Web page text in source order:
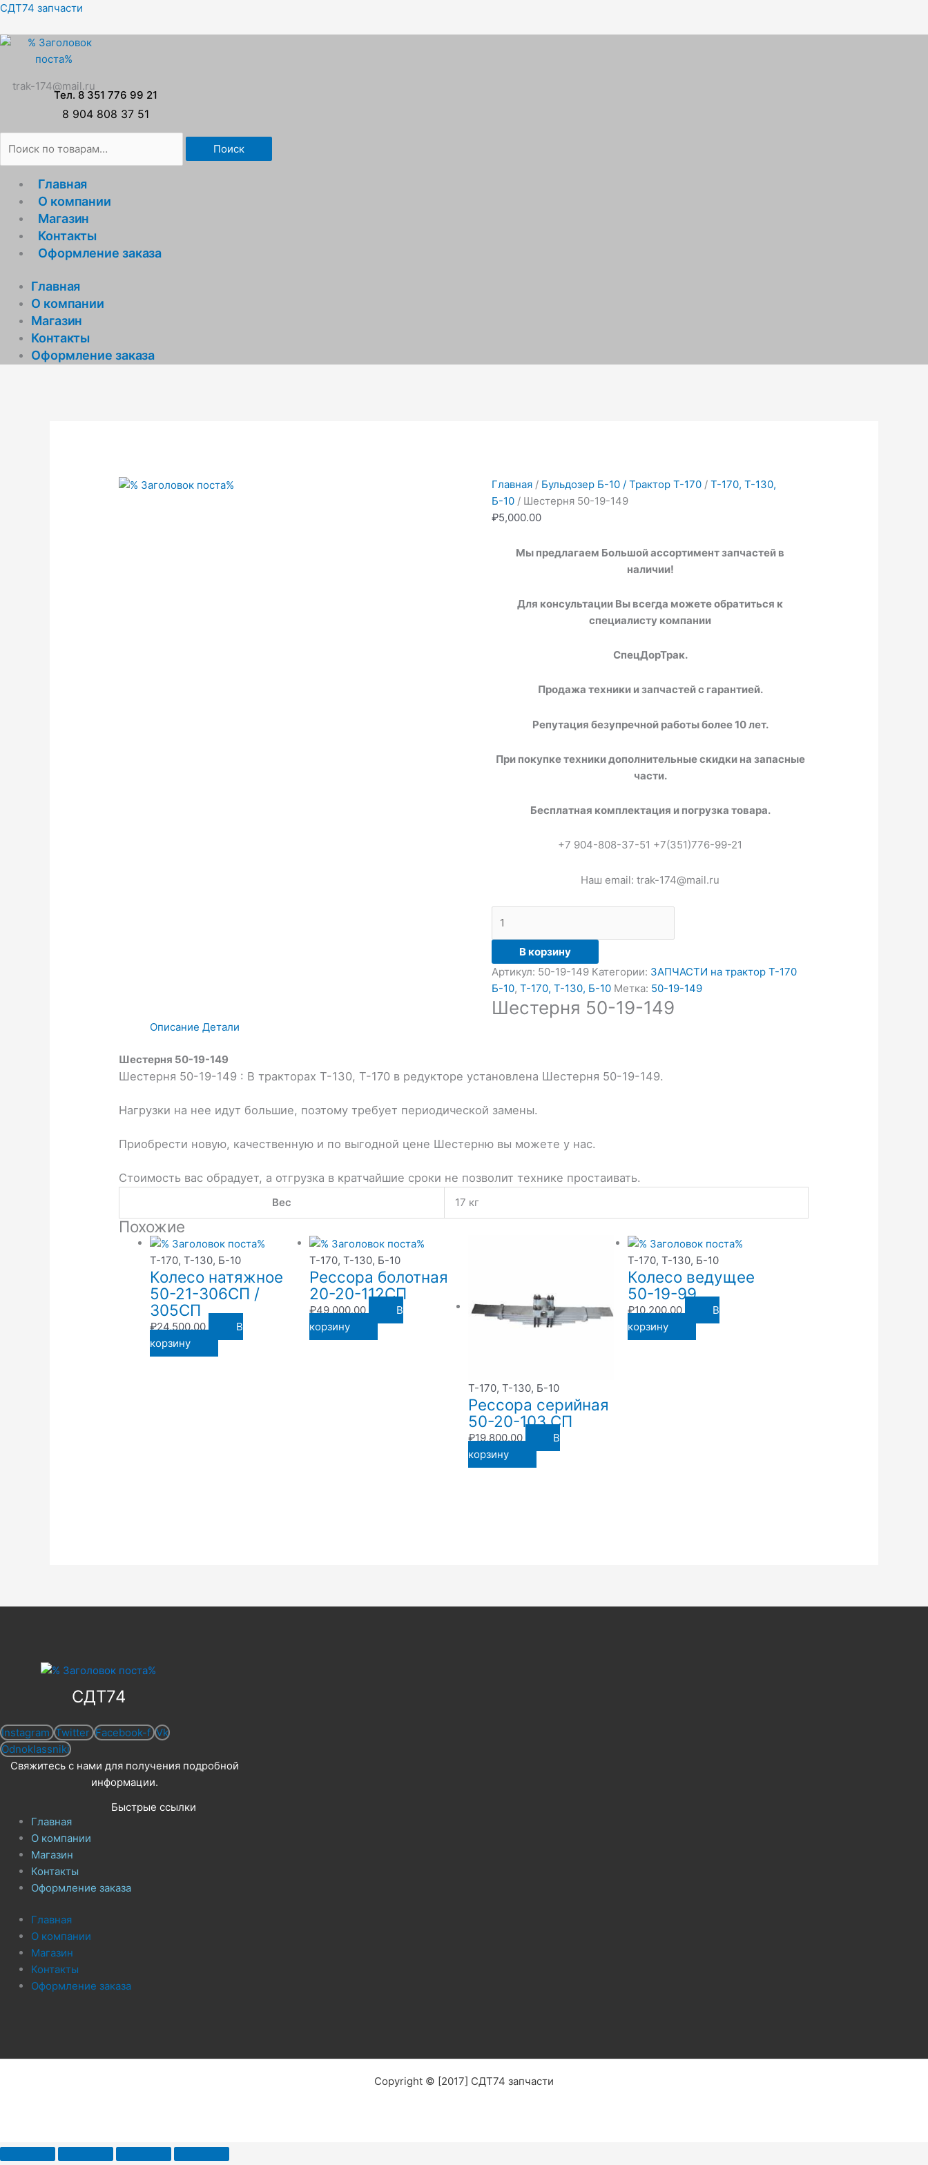
Перейти
содержимому
СДТ74 запчасти
trak-174@mail.ru
Тел. 8 351 776 99 21
8 904 808 37 51
Искать:
Поиск
Главная
О компании
Магазин
Контакты
Оформление заказа
Главная
О компании
Магазин
Контакты
Оформление заказа
Главная / Бульдозер Б-10 / Трактор Т-170 / Т-170, Т-130,
Б-10 / Шестерня 50-19-149
₽5,000.00
Мы предлагаем Большой ассортимент запчастей в
наличии!
Для консультации Вы всегда можете обратиться к
специалисту компании
СпецДорТрак.
Продажа техники и запчастей с гарантией.
Репутация безупречной работы более 10 лет.
При покупке техники дополнительные скидки на запасные
части.
Бесплатная комплектация и погрузка товара.
+7 904-808-37-51 +7(351)776-99-21
Наш email: trak-174@mail.ru
50-
19-
149
В корзину
Артикул: 50-19-149 Категории: ЗАПЧАСТИ на трактор Т-170
Б-10, Т-170, Т-130, Б-10 Метка: 50-19-149
Шестерня 50-19-149
Описание Детали
Шестерня 50-19-149
Шестерня 50-19-149 : В тракторах Т-130, Т-170 в редукторе установлена Шестерня 50-19-149.
Нагрузки на нее идут большие, поэтому требует периодической замены.
Приобрести новую, качественную и по выгодной цене Шестерню вы можете у нас.
Стоимость вас обрадует, а отгрузка в кратчайшие сроки не позволит технике простаивать.
Вес 17 кг
Похожие
Т-170, Т-130, Б-10
Колесо натяжное
50-21-306СП /
305СП
₽24,500.00
В
корзину
Т-170, Т-130, Б-10
Рессора болотная
20-20-112СП
₽49,000.00
В
корзину
Т-170, Т-130, Б-10
Рессора серийная
50-20-103 СП
₽19,800.00
В
корзину
Т-170, Т-130, Б-10
Колесо ведущее
50-19-99
₽10,200.00
В
корзину
СДТ74
Instagram Twitter Facebook-f Vk
Odnoklassniki
Свяжитесь с нами для получения подробной
информации.
Быстрые ссылки
Главная
О компании
Магазин
Контакты
Оформление заказа
Главная
О компании
Магазин
Контакты
Оформление заказа
Copyright © [2017] СДТ74 запчасти